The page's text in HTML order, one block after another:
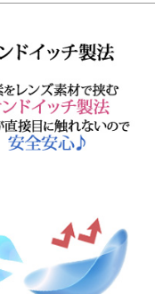
。)
い。
ンズを